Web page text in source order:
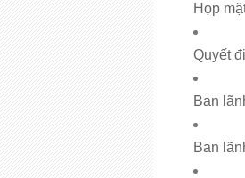
Họp
Quyết
Ban
Ban